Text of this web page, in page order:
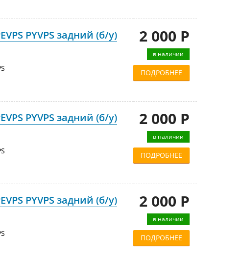
PYVPS задний (б/у) 2 000 Р
в наличии
ПОДРОБНЕЕ
PYVPS задний (б/у) 2 000 Р
в наличии
ПОДРОБНЕЕ
PYVPS задний (б/у) 2 000 Р
в наличии
ПОДРОБНЕЕ